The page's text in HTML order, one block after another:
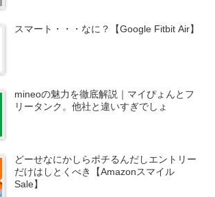
スマート・・・なに？【Google Fitbit Air】
mineoの魅力を徹底解説｜マイぴょんとフ
リータンク。他社と違いすぎでしょ
どーせなにかしらポチるんだしエントリー
だけはしとくべき【Amazonスマイル
Sale】